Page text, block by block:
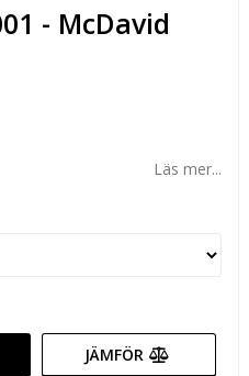
- McDavid
Läs mer...
JÄMFÖR